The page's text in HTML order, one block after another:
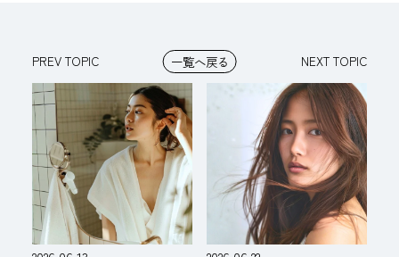
PREV TOPIC 一覧へ戻る NEXT TOPIC